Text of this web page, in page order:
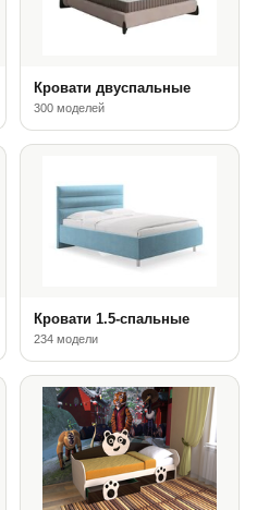
Кровати двуспальные
300 моделей
Кровати 1.5-спальные
234 модели